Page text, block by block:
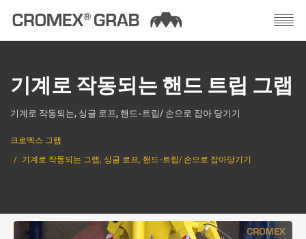
기계로 작동되는 핸드 트립 그랩
기계로 작동되는, 싱글 로프, 핸드-트립/ 손으로 잡아 당기기
크로멕스 그랩
기계로 작동되는 그랩, 싱글 로프, 핸드-트립/ 손으로 잡아당기기